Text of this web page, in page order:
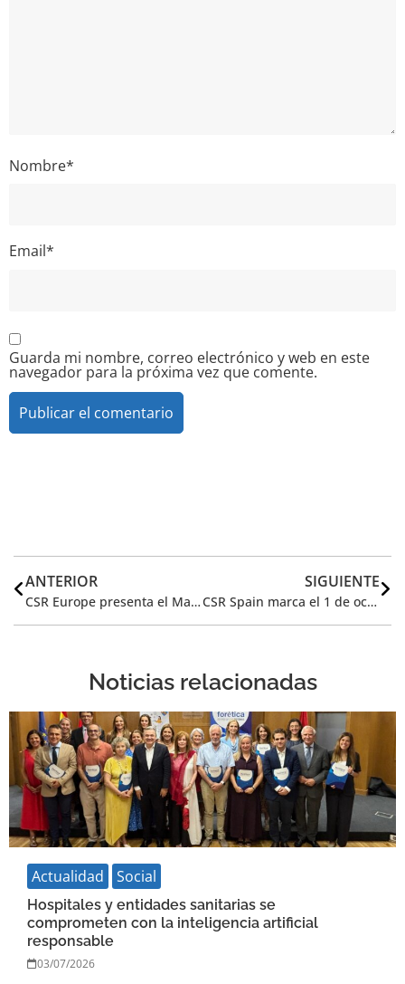
Nombre*
Email*
Guarda mi nombre, correo electrónico y web en este
navegador para la próxima vez que comente.
ANTERIOR
CSR Europe presenta el Manifiesto Enterprise 2020 en Milán
SIGUIENTE
CSR Spain marca el 1 de octubre como día destacado para la sostenibilidad
Noticias relacionadas
Actualidad Social
Hospitales y entidades sanitarias se
comprometen con la inteligencia artificial
responsable
03/07/2026